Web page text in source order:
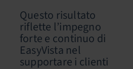
Questo risultato
riflette l’impegno
forte e continuo di
EasyVista nel
supportare i clienti